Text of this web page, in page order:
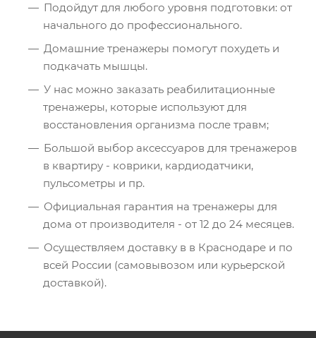
Подойдут для любого уровня подготовки: от
начального до профессионального.
Домашние тренажеры помогут похудеть и
подкачать мышцы.
У нас можно заказать реабилитационные
тренажеры, которые используют для
восстановления организма после травм;
Большой выбор аксессуаров для тренажеров
в квартиру - коврики, кардиодатчики,
пульсометры и пр.
Официальная гарантия на тренажеры для
дома от производителя - от 12 до 24 месяцев.
Осуществляем доставку в в Краснодаре и по
всей России (самовывозом или курьерской
доставкой).